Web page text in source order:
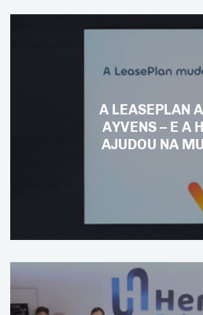
A LEASEPLAN
AYVENS – E A
AJUDOU NA